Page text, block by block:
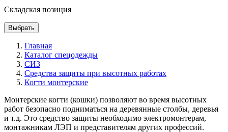
Складская позиция
Выбрать
Главная
Каталог спецодежды
СИЗ
Средства защиты при высотных работах
Когти монтерские
Монтерские когти (кошки) позволяют во время высотных
работ безопасно подниматься на деревянные столбы, деревья
и т.д. Это средство защиты необходимо электромонтерам,
монтажникам ЛЭП и представителям других профессий.